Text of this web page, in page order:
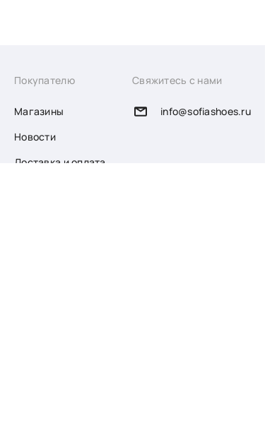
Покупателю
Магазины
Новости
Доставка и оплата
Свяжитесь с нами
info@sofiashoes.ru